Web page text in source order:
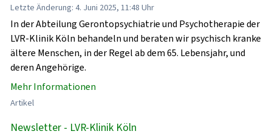
Letzte Änderung: 4. Juni 2025, 11:48 Uhr
In der Abteilung Gerontopsychiatrie und Psychotherapie der
LVR-Klinik Köln behandeln und beraten wir psychisch kranke
ältere Menschen, in der Regel ab dem 65. Lebensjahr, und
deren Angehörige.
Mehr Informationen
Artikel
Newsletter - LVR-Klinik Köln